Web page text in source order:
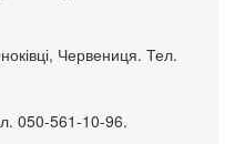
Червениця. Тел.
050-561-10-96.